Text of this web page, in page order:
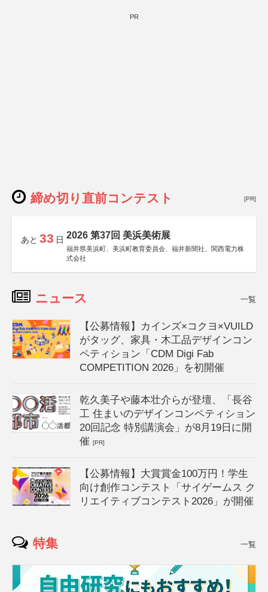
PR
締め切り直前コンテスト [PR]
あと 33 日 2026 第37回 美浜美術展
福井県美浜町、美浜町教育委員会、福井新聞社、関西電力株
式会社
ニュース 一覧
【公募情報】カインズ×コクヨ×VUILD
がタッグ、家具・木工品デザインコン
ペティション「CDM Digi Fab
COMPETITION 2026」を初開催
乾久美子や藤本壮介らが登壇、「長谷
工 住まいのデザインコンペティション
20回記念 特別講演会」が8月19日に開
催[PR]
【公募情報】大賞賞金100万円！学生
向け創作コンテスト「サイゲームス ク
リエイティブコンテスト2026」が開催
特集 一覧